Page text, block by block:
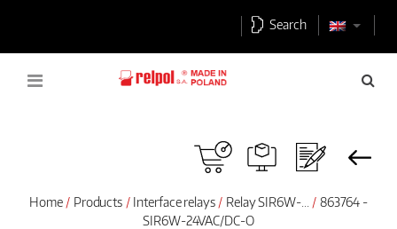
Search
Home Products Interface relays Relay SIR6W-...
863764 -
SIR6W-24VAC/DC-O